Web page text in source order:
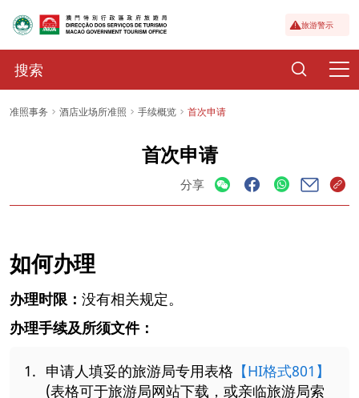
旅游警示
准照事务 酒店业场所准照 手续概览 首次申请
首次申请
分享
如何办理
办理时限： 没有相关规定。
办理手续及所须文件：
申请人填妥的旅游局专用表格 【HI格式801】
(表格可于旅游局网站下载，或亲临旅游局索